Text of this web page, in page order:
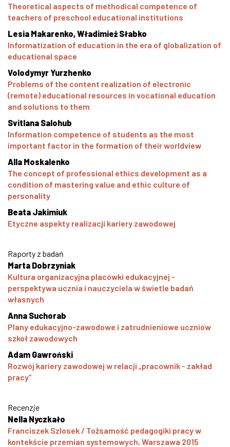
Theoretical aspects of methodical competence of
teachers of preschool educational institutions
Lesia Makarenko, Władimież Słabko
Informatization of education in the era of globalization of
educational space
Volodymyr Yurzhenko
Problems of the content realization of electronic
(remote) educational resources in vocational education
and solutions to them
Svitlana Salohub
Information competence of students as the most
important factor in the formation of their worldview
Alla Moskalenko
The concept of professional ethics development as a
condition of mastering value and ethic culture of
personality
Beata Jakimiuk
Etyczne aspekty realizacji kariery zawodowej
Raporty z badań
Marta Dobrzyniak
Kultura organizacyjna placówki edukacyjnej -
perspektywa ucznia i nauczyciela w świetle badań
własnych
Anna Suchorab
Plany edukacyjno-zawodowe i zatrudnieniowe uczniów
szkół zawodowych
Adam Gawroński
Rozwój kariery zawodowej w relacji „pracownik - zakład
pracy”
Recenzje
Nella Nyczkało
Franciszek Szlosek / Tożsamość pedagogiki pracy w
kontekście przemian systemowych, Warszawa 2015